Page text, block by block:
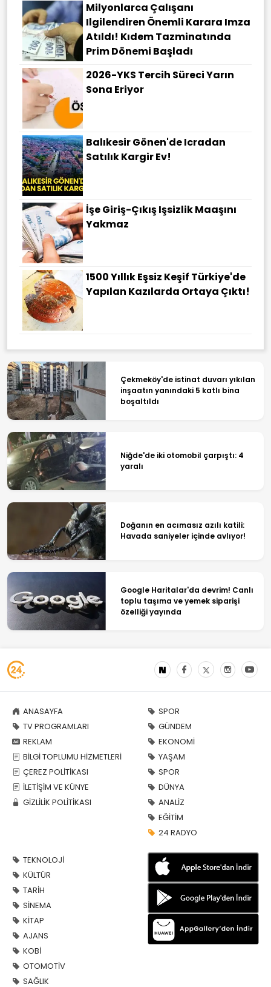
Milyonlarca Çalışanı
Ilgilendiren Önemli Karara Imza
Atıldı! Kıdem Tazminatında
Prim Dönemi Başladı
2026-YKS Tercih Süreci Yarın
Sona Eriyor
Balıkesir Gönen'de Icradan
Satılık Kargir Ev!
İşe Giriş-Çıkış Işsizlik Maaşını
Yakmaz
1500 Yıllık Eşsiz Keşif Türkiye'de
Yapılan Kazılarda Ortaya Çıktı!
Çekmeköy'de istinat duvarı yıkılan
inşaatın yanındaki 5 katlı bina
boşaltıldı
Niğde'de iki otomobil çarpıştı: 4
yaralı
Doğanın en acımasız azılı katili:
Havada saniyeler içinde avlıyor!
Google Haritalar'da devrim! Canlı
toplu taşıma ve yemek siparişi
özelliği yayında
ANASAYFA
TV PROGRAMLARI
REKLAM
BİLGİ TOPLUMU HİZMETLERİ
ÇEREZ POLİTİKASI
İLETİŞİM VE KÜNYE
GİZLİLİK POLİTİKASI
SPOR
GÜNDEM
EKONOMİ
YAŞAM
SPOR
DÜNYA
ANALİZ
EĞİTİM
24 RADYO
TEKNOLOJİ
KÜLTÜR
TARİH
SİNEMA
KİTAP
AJANS
KOBİ
OTOMOTİV
SAĞLIK